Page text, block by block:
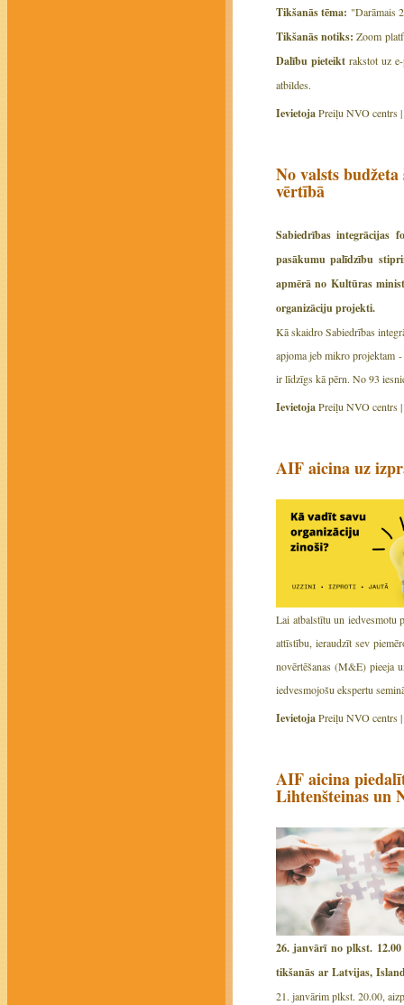
Tikšanās tēma: "Darāmais
Tikšanās notiks: Zoom
Dalību pieteikt rakstot uz
atbildes.
IevietojaPreiļu NVO centrs |
No valsts
vērtībā
Sabiedrības integrācijas
pasākumu palīdzību
apmērā no Kultūras
organizāciju projekti.
Kā skaidro Sabiedrības
apjoma jeb mikro projektam
ir līdzīgs kā pērn. No 93
IevietojaPreiļu NVO centrs |
AIF aicina uz
Lai atbalstītu un iedvesmotu
attīstību, ieraudzīt sev
novērtēšanas (M&E) pieeja
iedvesmojošu ekspertu
IevietojaPreiļu NVO centrs |
AIF aicina
Lihtenšteinas un
26. janvārī no plkst.
tikšanās ar Latvijas,
21. janvārim plkst. 20.00,